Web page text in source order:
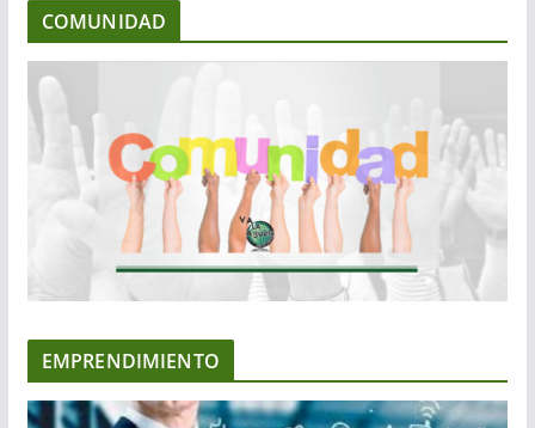
COMUNIDAD
EMPRENDIMIENTO